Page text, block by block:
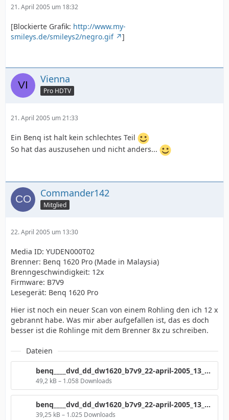
21. April 2005 um 18:32
[Blockierte Grafik: http://www.my-
smileys.de/smileys2/negro.gif
]
Vienna
Pro HDTV
21. April 2005 um 21:33
Ein Benq ist halt kein schlechtes Teil
So hat das auszusehen und nicht anders...
Commander142
Mitglied
22. April 2005 um 13:30
Media ID: YUDEN000T02
Brenner: Benq 1620 Pro (Made in Malaysia)
Brenngeschwindigkeit: 12x
Firmware: B7V9
Lesegerät: Benq 1620 Pro
Hier ist noch ein neuer Scan von einem Rohling den ich 12 x
gebrannt habe. Was mir aber aufgefallen ist, das es doch
besser ist die Rohlinge mit dem Brenner 8x zu schreiben.
Dateien
benq____dvd_dd_dw1620_b7v9_22-april-2005_13_25_326.png
49,2 kB – 1.058 Downloads
benq____dvd_dd_dw1620_b7v9_22-april-2005_13_14_421.png
39,25 kB – 1.025 Downloads